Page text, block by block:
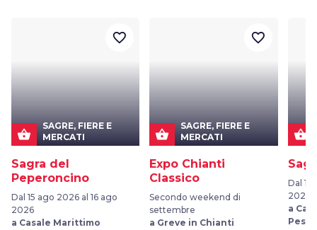
shopping_basket
SAGRE, FIERE E
MERCATI
Sagra del
Peperoncino
Dal 15 ago 2026 al 16 ago
2026
a Casale Marittimo
favorite_border
shopping_basket
SAGRE, FIERE E
MERCATI
Expo Chianti
Classico
Secondo weekend di
settembre
a Greve in Chianti
favorite_border
shopping_basket
Dal 14
2026
a